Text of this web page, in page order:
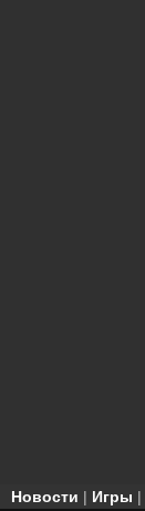
Новости | Игры |